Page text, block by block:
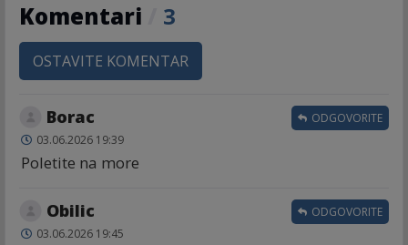
Komentari 3
OSTAVITE KOMENTAR
Borac
03.06.2026 19:39
Poletite na more
ODGOVORITE
Obilic
03.06.2026 19:45
ODGOVORITE